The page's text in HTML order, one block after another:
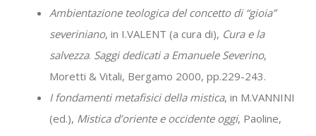
Ambientazione teologica del concetto di “gioia”
severiniano, in I.VALENT (a cura di), Cura e la
salvezza. Saggi dedicati a Emanuele Severino,
Moretti & Vitali, Bergamo 2000, pp.229-243.
I fondamenti metafisici della mistica, in M.VANNINI
(ed.), Mistica d’oriente e occidente oggi, Paoline,